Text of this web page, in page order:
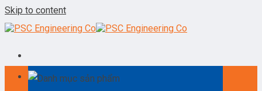
Skip to content
Danh mục sản phẩm